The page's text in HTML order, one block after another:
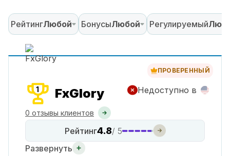
РейтингЛюбой БонусыЛюбой Регулируемый
ПРОВЕРЕННЫЙ
Недоступно в
1 FxGlory
0 отзывы клиентов
Рейтинг4.8/ 5
Развернуть